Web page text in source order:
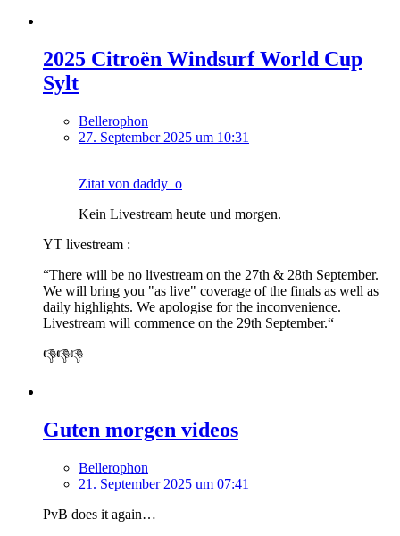
2025 Citroën Windsurf World Cup
Sylt
Bellerophon
27. September 2025 um 10:31
Zitat von daddy_o
Kein Livestream heute und morgen.
YT livestream :
“There will be no livestream on the 27th & 28th September.
We will bring you "as live" coverage of the finals as well as
daily highlights. We apologise for the inconvenience.
Livestream will commence on the 29th September.“
👎👎👎
Guten morgen videos
Bellerophon
21. September 2025 um 07:41
PvB does it again…